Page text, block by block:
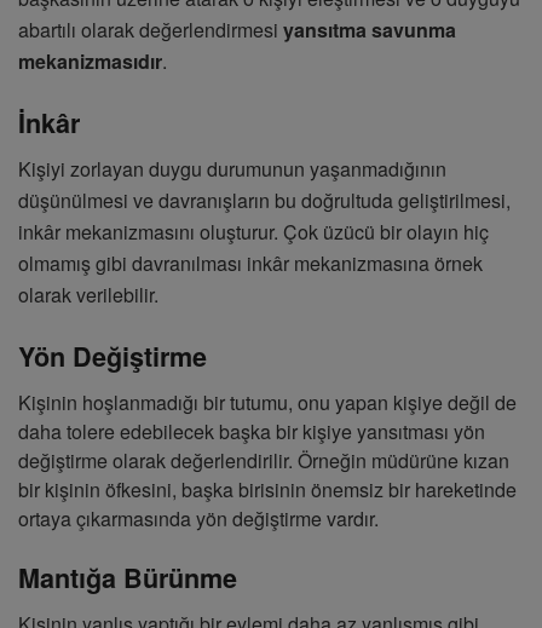
abartılı olarak değerlendirmesi yansıtma savunma
mekanizmasıdır.
İnkâr
Kişiyi zorlayan duygu durumunun yaşanmadığının
düşünülmesi ve davranışların bu doğrultuda geliştirilmesi,
inkâr mekanizmasını oluşturur. Çok üzücü bir olayın hiç
olmamış gibi davranılması inkâr mekanizmasına örnek
olarak verilebilir.
Yön Değiştirme
Kişinin hoşlanmadığı bir tutumu, onu yapan kişiye değil de
daha tolere edebilecek başka bir kişiye yansıtması yön
değiştirme olarak değerlendirilir. Örneğin müdürüne kızan
bir kişinin öfkesini, başka birisinin önemsiz bir hareketinde
ortaya çıkarmasında yön değiştirme vardır.
Mantığa Bürünme